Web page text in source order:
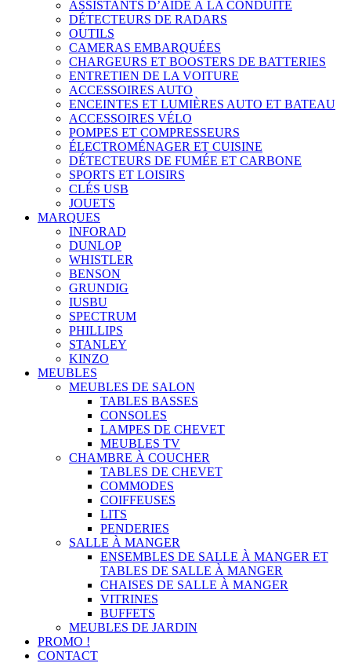
ASSISTANTS D’AIDE À LA CONDUITE
DÉTECTEURS DE RADARS
OUTILS
CAMERAS EMBARQUÉES
CHARGEURS ET BOOSTERS DE BATTERIES
ENTRETIEN DE LA VOITURE
ACCESSOIRES AUTO
ENCEINTES ET LUMIÈRES AUTO ET BATEAU
ACCESSOIRES VÉLO
POMPES ET COMPRESSEURS
ÉLECTROMÉNAGER ET CUISINE
DÉTECTEURS DE FUMÉE ET CARBONE
SPORTS ET LOISIRS
CLÉS USB
JOUETS
MARQUES
INFORAD
DUNLOP
WHISTLER
BENSON
GRUNDIG
IUSBU
SPECTRUM
PHILLIPS
STANLEY
KINZO
MEUBLES
MEUBLES DE SALON
TABLES BASSES
CONSOLES
LAMPES DE CHEVET
MEUBLES TV
CHAMBRE À COUCHER
TABLES DE CHEVET
COMMODES
COIFFEUSES
LITS
PENDERIES
SALLE À MANGER
ENSEMBLES DE SALLE À MANGER ET
TABLES DE SALLE À MANGER
CHAISES DE SALLE À MANGER
VITRINES
BUFFETS
MEUBLES DE JARDIN
PROMO !
CONTACT